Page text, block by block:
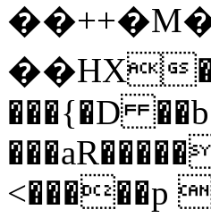
��HX
���{�D
<�����p